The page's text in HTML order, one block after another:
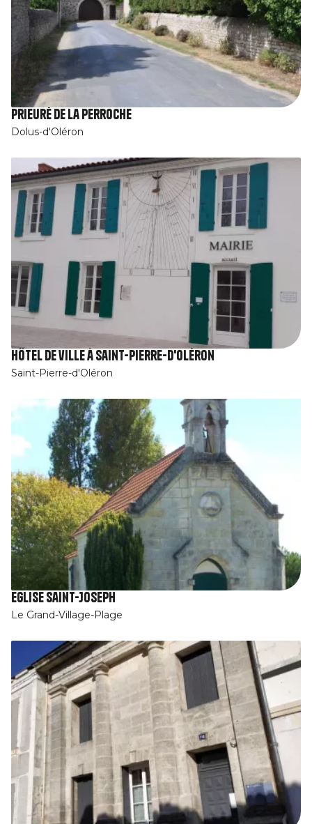
Prieuré de la Perroche
Dolus-d'Oléron
Hôtel de ville à Saint-Pierre-d'Oléron
Saint-Pierre-d'Oléron
Eglise Saint-Joseph
Le Grand-Village-Plage